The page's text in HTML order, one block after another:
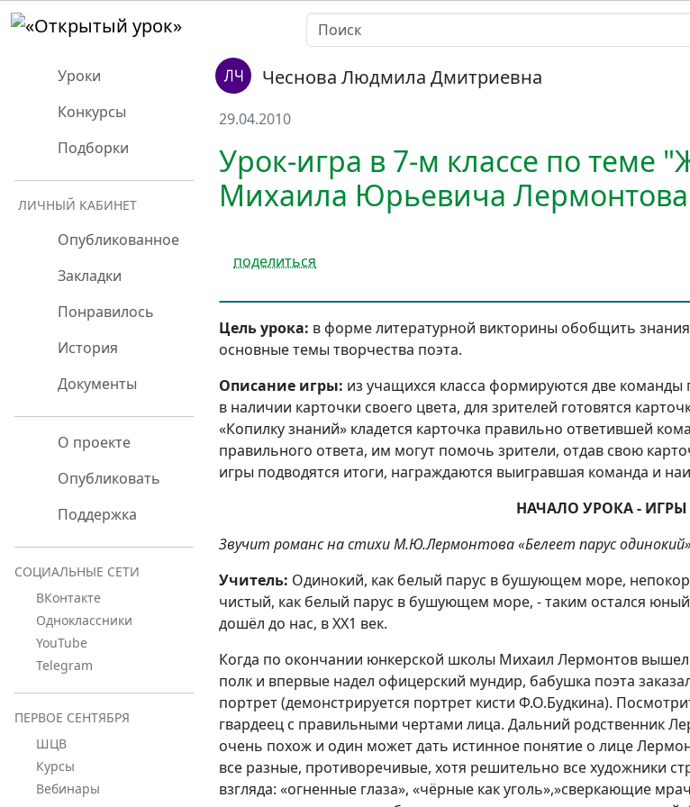
Уроки
Конкурсы
Подборки
ЛИЧНЫЙ КАБИНЕТ
Опубликованное
Закладки
Понравилось
История
Документы
О проекте
Опубликовать
Поддержка
СОЦИАЛЬНЫЕ СЕТИ
ВКонтакте
Одноклассники
YouTube
Telegram
ПЕРВОЕ СЕНТЯБРЯ
ШЦВ
Курсы
Вебинары
Чеснова Людмила Дмитриевна
29.04.2010
Урок-игра в 7-м классе по теме
Михаила Юрьевича
поделиться
Цель урока: в форме литературной викторины обобщить
основные темы творчества поэта.
Описание игры: из учащихся класса формируются две
в наличии карточки своего цвета, для зрителей готовятся
«Копилку знаний» кладется карточка правильно ответившей
правильного ответа, им могут помочь зрители, отдав свою
игры подводятся итоги, награждаются выигравшая команда и
НАЧАЛО УРОКА - ИГРЫ
Звучит романс на стихи М.Ю.Лермонтова «Белеет парус
Учитель: Одинокий, как белый парус в бушующем море,
чистый, как белый парус в бушующем море, - таким остался
дошёл до нас, в ХХ1 век.
Когда по окончании юнкерской школы Михаил Лермонтов вышел
полк и впервые надел офицерский мундир, бабушка поэта
портрет (демонстрируется портрет кисти Ф.О.Будкина).
гвардеец с правильными чертами лица. Дальний родственник
очень похож и один может дать истинное понятие о лице
все разные, противоречивые, хотя решительно все художники
взгляда: «огненные глаза», «чёрные как уголь»,»сверкающие